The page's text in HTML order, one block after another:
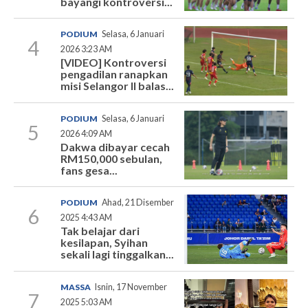
4
PODIUM Selasa, 6 Januari
2026 3:23 AM
[VIDEO] Kontroversi
pengadilan ranapkan
misi Selangor II balas...
5
PODIUM Selasa, 6 Januari
2026 4:09 AM
Dakwa dibayar cecah
RM150,000 sebulan,
fans gesa...
6
PODIUM Ahad, 21 Disember
2025 4:43 AM
Tak belajar dari
kesilapan, Syihan
sekali lagi tinggalkan...
7
MASSA
Isnin, 17 November
2025 5:03 AM